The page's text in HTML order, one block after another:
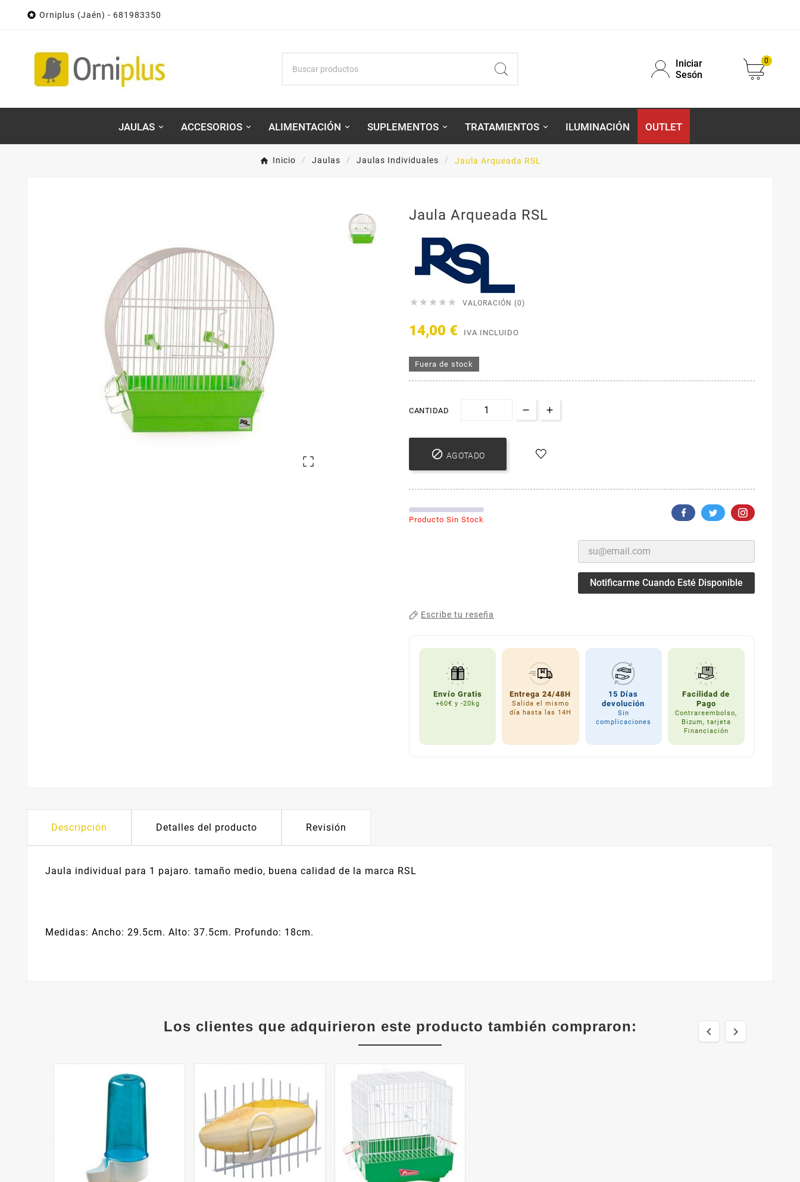
 Orniplus (Jaén) - 681983350
Iniciar
Sesón
0
JAULAS ACCESORIOS ALIMENTACIÓN SUPLEMENTOS TRATAMIENTOS ILUMINACIÓN OUTLET
Inicio Jaulas Jaulas Individuales Jaula Arqueada RSL

Jaula Arqueada RSL
     VALORACIÓN (0)
14,00 € IVA INCLUIDO
Fuera de stock
CANTIDAD
 AGOTADO
Producto Sin Stock
Notificarme Cuando Esté Disponible
Escribe tu reseña
Envío Gratis
+60€ y -20kg
Entrega 24/48H
Salida el mismo
día hasta las 14H
15 Días
devolución
Sin
complicaciones
Facilidad de
Pago
Contrareembolso,
Bizum, tarjeta
Financiación
Descripción Detalles del producto Revisión
Jaula individual para 1 pajaro. tamaño medio, buena calidad de la marca RSL
Medidas: Ancho: 29.5cm. Alto: 37.5cm. Profundo: 18cm.
Los clientes que adquirieron este producto también compraron:  